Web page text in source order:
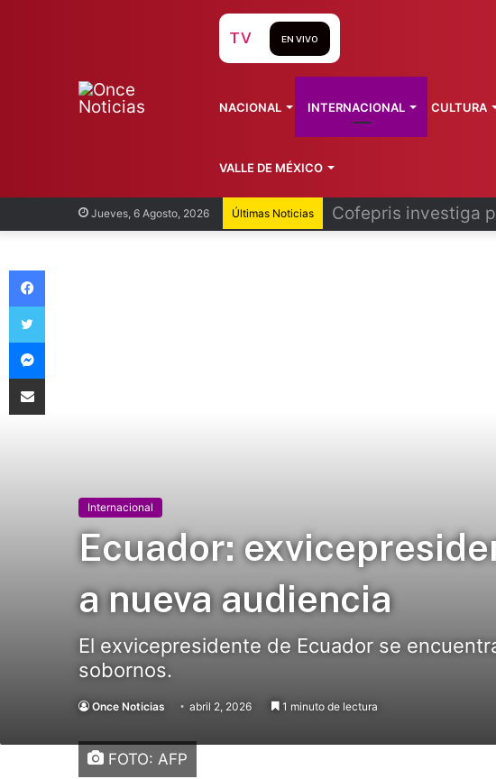
Jueves, 6 Agosto, 2026 Últimas Noticias Recorren la última
TV EN VIVO
NACIONAL INTERNACIONAL CULTURA
VALLE DE MÉXICO
Internacional
Ecuador:
a nueva audiencia
El exvicepresidente de Ecuador se
sobornos.
Once Noticias abril 2, 2026 1 minuto de lectura
FOTO: AFP
Facebook
Twitter
Messenger
Compartir vía Email